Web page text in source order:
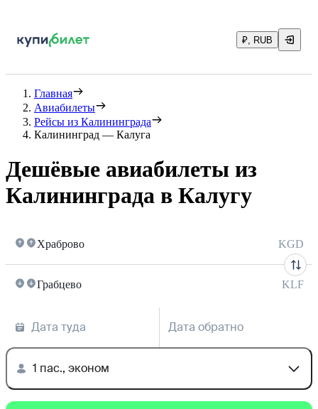
₽, RUB
Главная
Авиабилеты
Рейсы из Калининграда
Калининград — Калуга
Дешёвые авиабилеты из
Калининграда в Калугу
Храброво KGD
Грабцево KLF
Дата туда Дата обратно
1 пас., эконом